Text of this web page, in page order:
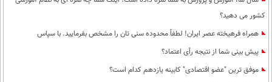
کشور می دهید؟
همراه فرهیخته عصر ایران! لطفاً محدوده سنی تان را مشخص بفرمایید. با سپاس
پیش بینی شما از نتیجه رأی اعتماد؟
موفق ترین "عضو اقتصادی" کابینه یازدهم کدام است؟